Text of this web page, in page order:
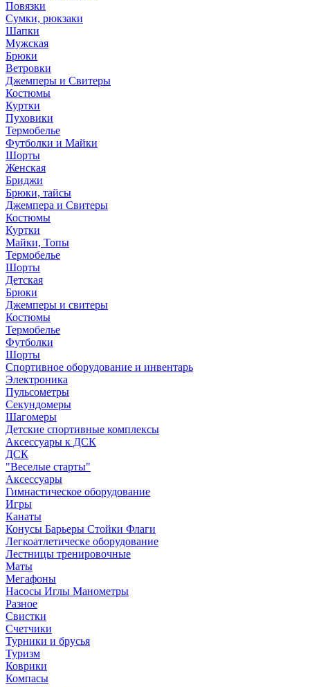
Повязки
Сумки, рюкзаки
Шапки
Мужская
Брюки
Ветровки
Джемперы и Свитеры
Костюмы
Куртки
Пуховики
Термобелье
Футболки и Майки
Шорты
Женская
Бриджи
Брюки, тайсы
Джемпера и Свитеры
Костюмы
Куртки
Майки, Топы
Термобелье
Шорты
Детская
Брюки
Джемперы и свитеры
Костюмы
Термобелье
Футболки
Шорты
Спортивное оборудование и инвентарь
Электроника
Пульсометры
Секундомеры
Шагомеры
Детские спортивные комплексы
Аксессуары к ДСК
ДСК
"Веселые старты"
Аксессуары
Гимнастическое оборудование
Игры
Канаты
Конусы Барьеры Стойки Флаги
Легкоатлетическе оборудование
Лестницы тренировочные
Маты
Мегафоны
Насосы Иглы Манометры
Разное
Свистки
Счетчики
Турники и брусья
Туризм
Коврики
Компасы